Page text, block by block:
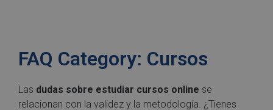
FAQ Category: Cursos
Las dudas sobre estudiar cursos online se
relacionan con la validez y la metodología. ¿Tienes